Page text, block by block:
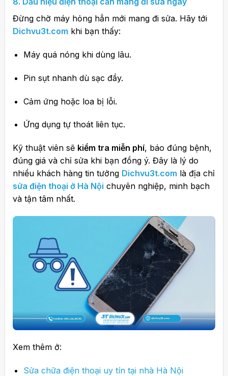
Đừng chờ máy hỏng hẳn mới mang đi sửa. Hãy tới
Dichvu3t.com khi bạn thấy:
Máy quá nóng khi dùng lâu.
Pin sụt nhanh dù sạc đầy.
Cảm ứng hoặc loa bị lỗi.
Ứng dụng tự thoát liên tục.
Kỹ thuật viên sẽ kiểm tra miễn phí, báo đúng bệnh,
đúng giá và chỉ sửa khi bạn đồng ý. Đây là lý do
nhiều khách hàng tin tưởng Dichvu3t.com là địa chỉ
sửa điện thoại ở Hà Nội chuyên nghiệp, minh bạch
và tận tâm nhất.
Xem thêm ở:
Sửa chữa điện thoại uy tín tại nhà Hà Nội